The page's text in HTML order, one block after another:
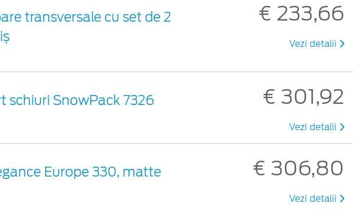
transversale cu set de 2
€ 233,66
Vezi detalii
SnowPack 7326 € 301,92
Vezi detalii
Europe 330, matte
€ 306,80
Vezi detalii